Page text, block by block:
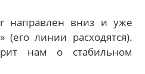
направлен вниз и уже
(его линии расходятся).
нам о стабильном